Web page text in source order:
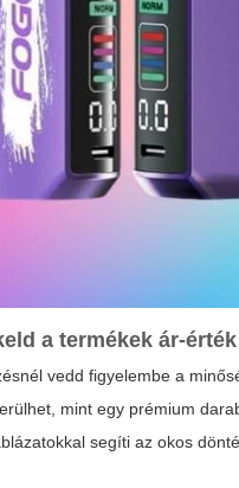
a termékek ár-
vedd figyelembe a
mint egy prémium
segíti az okos